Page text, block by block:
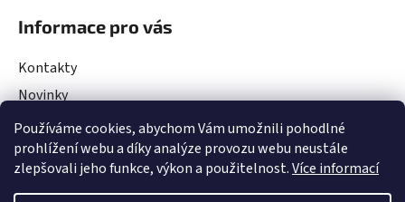
Používáme cookies, abychom Vám umožnili pohodlné
prohlížení webu a díky analýze provozu webu neustále
zlepšovali jeho funkce, výkon a použitelnost.Více informací
Informace pro vás
Kontakty
Novinky
Rady a Tipy
Obchodní podmínky
Podmínky ochrany osobních údajů